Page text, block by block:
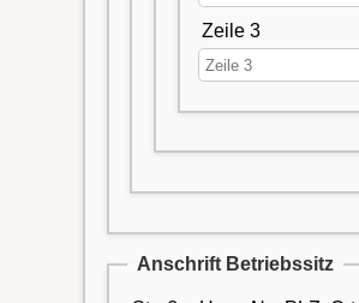
Zeile 3
Anschrift Betriebssitz